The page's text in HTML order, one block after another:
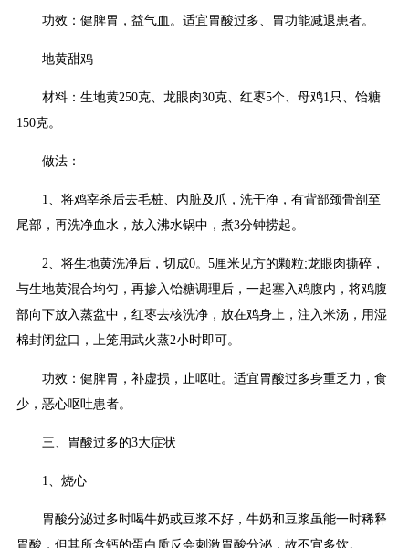
功效：健脾胃，益气血。适宜胃酸过多、胃功能减退患者。
地黄甜鸡
材料：生地黄250克、龙眼肉30克、红枣5个、母鸡1只、饴糖
150克。
做法：
1、将鸡宰杀后去毛桩、内脏及爪，洗干净，有背部颈骨剖至
尾部，再洗净血水，放入沸水锅中，煮3分钟捞起。
2、将生地黄洗净后，切成0。5厘米见方的颗粒;龙眼肉撕碎，
与生地黄混合均匀，再掺入饴糖调理后，一起塞入鸡腹内，将鸡腹
部向下放入蒸盆中，红枣去核洗净，放在鸡身上，注入米汤，用湿
棉封闭盆口，上笼用武火蒸2小时即可。
功效：健脾胃，补虚损，止呕吐。适宜胃酸过多身重乏力，食
少，恶心呕吐患者。
三、胃酸过多的3大症状
1、烧心
胃酸分泌过多时喝牛奶或豆浆不好，牛奶和豆浆虽能一时稀释
胃酸，但其所含钙的蛋白质反会刺激胃酸分泌，故不宜多饮。